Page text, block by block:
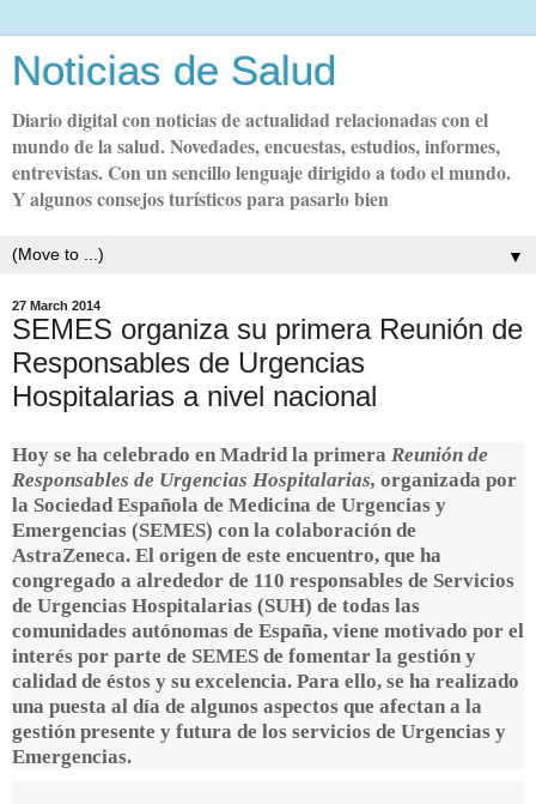
Noticias de Salud
Diario digital con noticias de actualidad relacionadas con el
mundo de la salud. Novedades, encuestas, estudios, informes,
entrevistas. Con un sencillo lenguaje dirigido a todo el mundo.
Y algunos consejos turísticos para pasarlo bien
▼
27 March 2014
SEMES organiza su primera Reunión de
Responsables de Urgencias
Hospitalarias a nivel nacional
Hoy se ha celebrado en Madrid la primera Reunión de
Responsables de Urgencias Hospitalarias, organizada por
la Sociedad Española de Medicina de Urgencias y
Emergencias (SEMES) con la colaboración de
AstraZeneca. El origen de este encuentro, que ha
congregado a alrededor de 110 responsables de Servicios
de Urgencias Hospitalarias (SUH) de todas las
comunidades autónomas de España, viene motivado por el
interés por parte de SEMES de fomentar la gestión y
calidad de éstos y su excelencia. Para ello, se ha realizado
una puesta al día de algunos aspectos que afectan a la
gestión presente y futura de los servicios de Urgencias y
Emergencias.